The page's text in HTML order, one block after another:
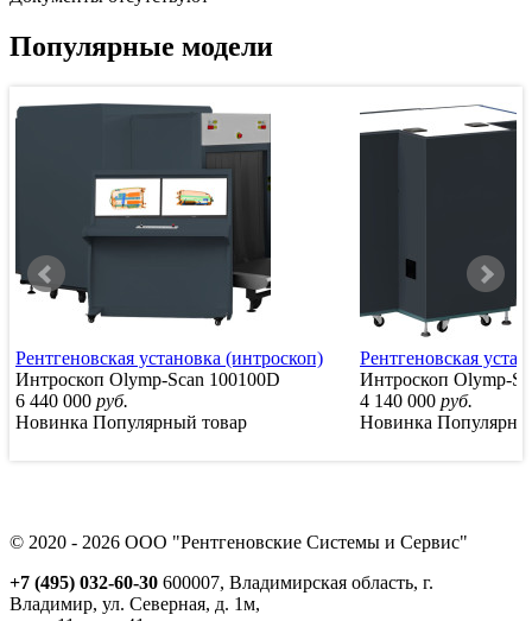
Популярные модели
Рентгеновская установка (интроскоп)
Интроскоп Olymp-Scan 100100D
6 440 000 руб.
Новинка Популярный товар
Рентгеновская
Интроскоп Olymp-
4 140 000 руб.
Новинка
© 2020 - 2026 ООО "Рентгеновские Системы и Сервис"
+7 (495) 032-60-30 600007, Владимирская область, г.
Владимир, ул. Северная, д. 1м,